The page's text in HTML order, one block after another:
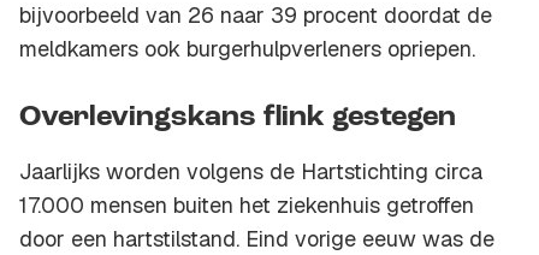
bijvoorbeeld van 26 naar 39 procent doordat de
meldkamers ook burgerhulpverleners opriepen.
Overlevingskans flink gestegen
Jaarlijks worden volgens de Hartstichting circa
17.000 mensen buiten het ziekenhuis getroffen
door een hartstilstand. Eind vorige eeuw was de